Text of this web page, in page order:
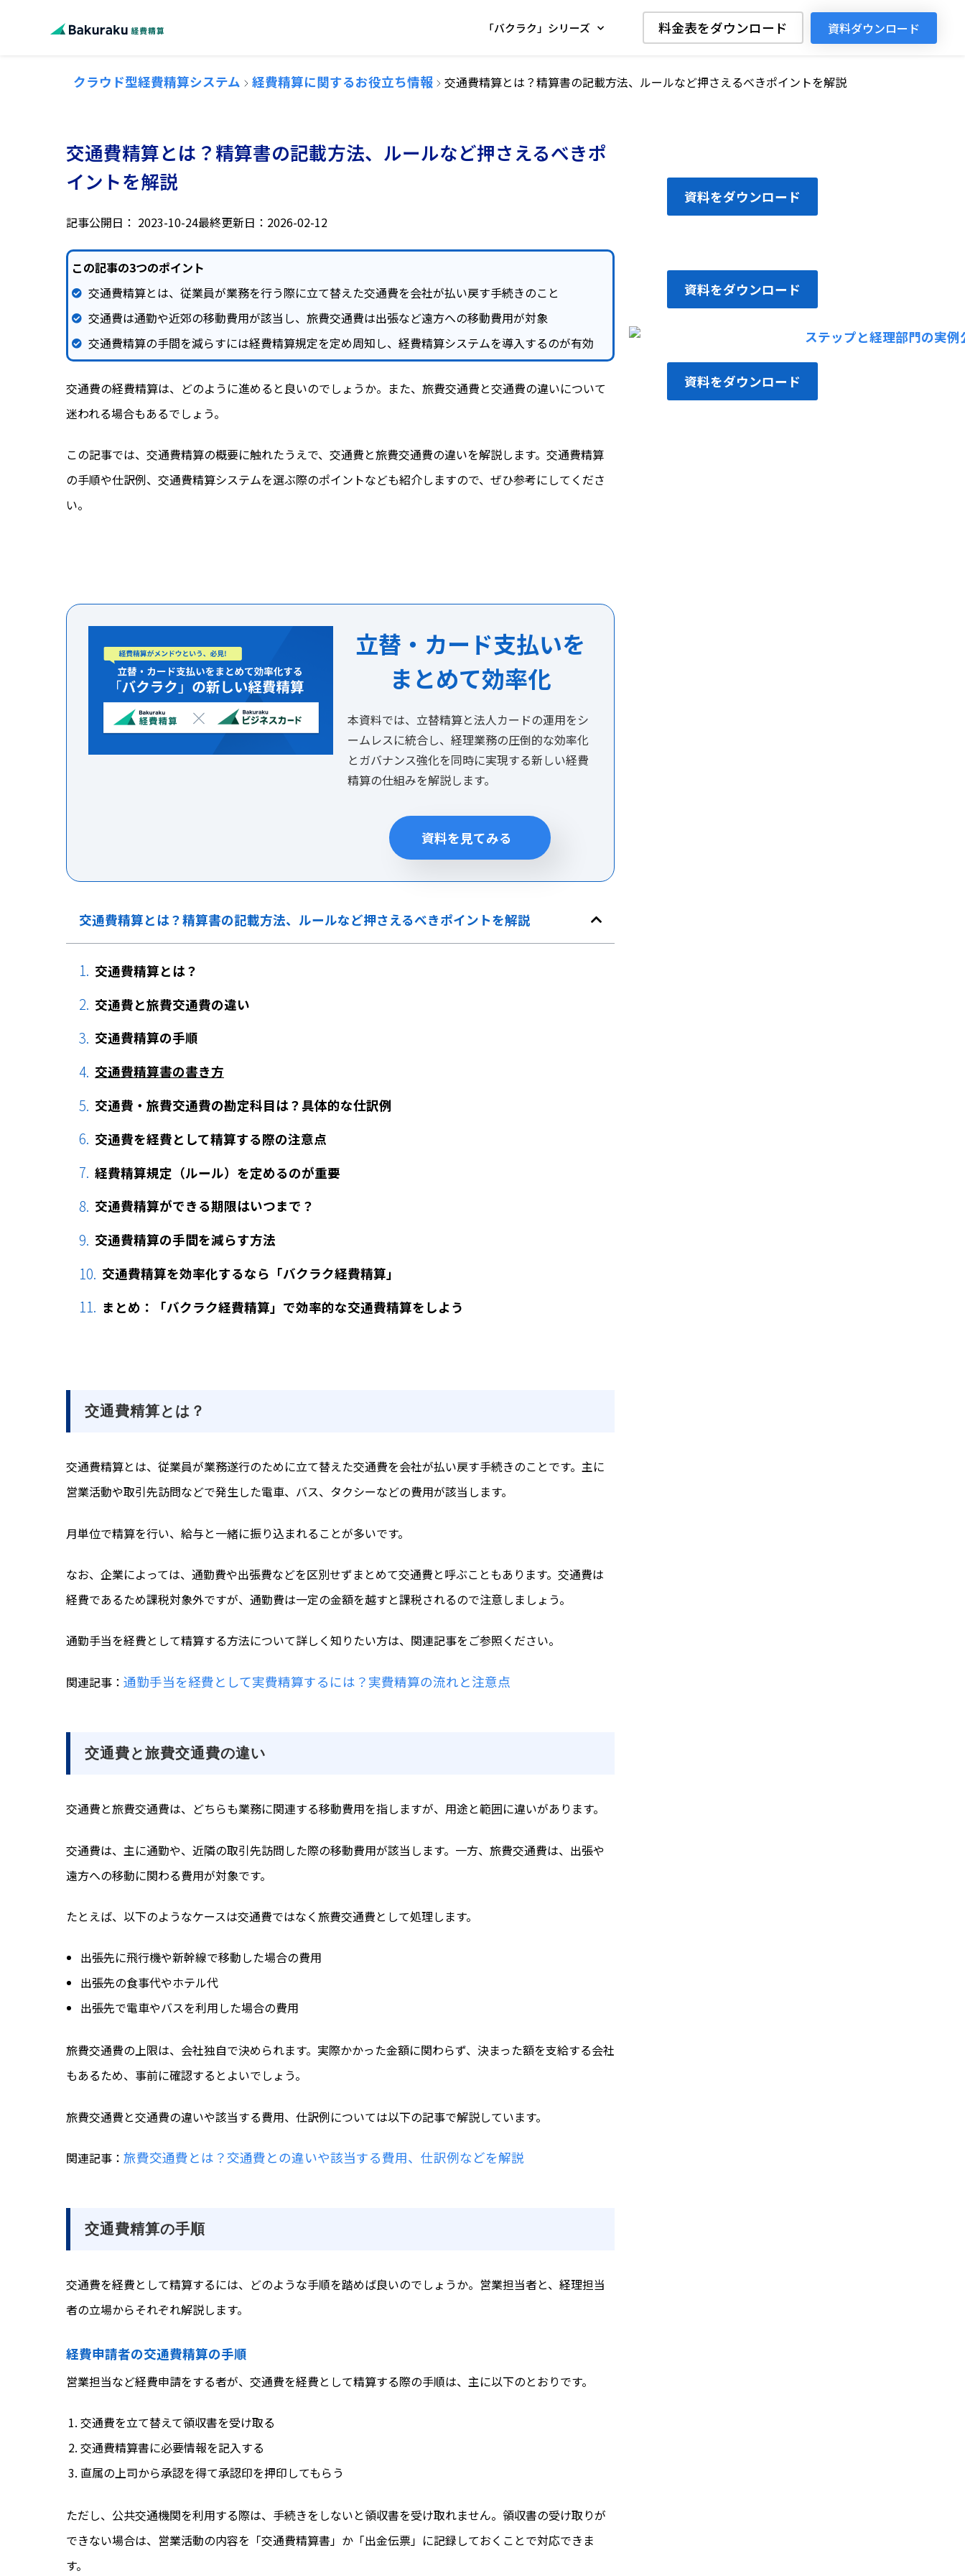
「バクラク」シリーズ 料金表をダウンロード 資料ダウンロード
クラウド型経費精算システム 経費精算に関するお役立ち情報 交通費精算とは？精算書の記載方法、ルールなど押さえるべきポイントを解説
交通費精算とは？精算書の記載方法、ルールなど押さえるべきポ
イントを解説
記事公開日： 2023-10-24最終更新日：2026-02-12
この記事の3つのポイント
交通費精算とは、従業員が業務を行う際に立て替えた交通費を会社が払い戻す手続きのこと
交通費は通勤や近郊の移動費用が該当し、旅費交通費は出張など遠方への移動費用が対象
交通費精算の手間を減らすには経費精算規定を定め周知し、経費精算システムを導入するのが有効
交通費の経費精算は、どのように進めると良いのでしょうか。また、旅費交通費と交通費の違いについて
迷われる場合もあるでしょう。
この記事では、交通費精算の概要に触れたうえで、交通費と旅費交通費の違いを解説します。交通費精算
の手順や仕訳例、交通費精算システムを選ぶ際のポイントなども紹介しますので、ぜひ参考にしてくださ
い。
立替・カード支払いを
まとめて効率化
本資料では、立替精算と法人カードの運用をシ
ームレスに統合し、経理業務の圧倒的な効率化
とガバナンス強化を同時に実現する新しい経費
精算の仕組みを解説します。
資料を見てみる
交通費精算とは？精算書の記載方法、ルールなど押さえるべきポイントを解説
交通費精算とは？
交通費と旅費交通費の違い
交通費精算の手順
交通費精算書の書き方
交通費・旅費交通費の勘定科目は？具体的な仕訳例
交通費を経費として精算する際の注意点
経費精算規定（ルール）を定めるのが重要
交通費精算ができる期限はいつまで？
交通費精算の手間を減らす方法
交通費精算を効率化するなら「バクラク経費精算」
まとめ：「バクラク経費精算」で効率的な交通費精算をしよう
交通費精算とは？
交通費精算とは、従業員が業務遂行のために立て替えた交通費を会社が払い戻す手続きのことです。主に
営業活動や取引先訪問などで発生した電車、バス、タクシーなどの費用が該当します。
月単位で精算を行い、給与と一緒に振り込まれることが多いです。
なお、企業によっては、通勤費や出張費などを区別せずまとめて交通費と呼ぶこともあります。交通費は
経費であるため課税対象外ですが、通勤費は一定の金額を越すと課税されるので注意しましょう。
通勤手当を経費として精算する方法について詳しく知りたい方は、関連記事をご参照ください。
関連記事： 通勤手当を経費として実費精算するには？実費精算の流れと注意点
交通費と旅費交通費の違い
交通費と旅費交通費は、どちらも業務に関連する移動費用を指しますが、用途と範囲に違いがあります。
交通費は、主に通勤や、近隣の取引先訪問した際の移動費用が該当します。一方、旅費交通費は、出張や
遠方への移動に関わる費用が対象です。
たとえば、以下のようなケースは交通費ではなく旅費交通費として処理します。
出張先に飛行機や新幹線で移動した場合の費用
出張先の食事代やホテル代
出張先で電車やバスを利用した場合の費用
旅費交通費の上限は、会社独自で決められます。実際かかった金額に関わらず、決まった額を支給する会社
もあるため、事前に確認するとよいでしょう。
旅費交通費と交通費の違いや該当する費用、仕訳例については以下の記事で解説しています。
関連記事： 旅費交通費とは？交通費との違いや該当する費用、仕訳例などを解説
交通費精算の手順
交通費を経費として精算するには、どのような手順を踏めば良いのでしょうか。営業担当者と、経理担当
者の立場からそれぞれ解説します。
経費申請者の交通費精算の手順
営業担当など経費申請をする者が、交通費を経費として精算する際の手順は、主に以下のとおりです。
交通費を立て替えて領収書を受け取る
交通費精算書に必要情報を記入する
直属の上司から承認を得て承認印を押印してもらう
ただし、公共交通機関を利用する際は、手続きをしないと領収書を受け取れません。領収書の受け取りが
できない場合は、営業活動の内容を「交通費精算書」か「出金伝票」に記録しておくことで対応できま
す。
資料をダウンロード
資料をダウンロード
資料をダウンロード